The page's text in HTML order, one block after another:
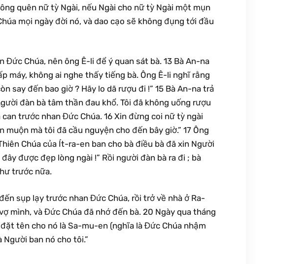
quên nữ tỳ Ngài, nếu Ngài cho nữ tỳ Ngài một mụn
mọi ngày đời nó, và dao cạo sẽ không đụng tới đầu
Đức Chúa, nên ông Ê-li để ý quan sát bà. 13 Bà An-na
máy, không ai nghe thấy tiếng bà. Ông Ê-li nghĩ rằng
say đến bao giờ ? Hãy lo dã rượu đi !” 15 Bà An-na trả
đàn bà tâm thần đau khổ. Tôi đã không uống rượu
trước nhan Đức Chúa. 16 Xin đừng coi nữ tỳ ngài
muộn mà tôi đã cầu nguyện cho đến bây giờ.” 17 Ông
Chúa của Ít-ra-en ban cho bà điều bà đã xin Người
được đẹp lòng ngài !” Rồi người đàn bà ra đi ; bà
trước nữa.
sụp lạy trước nhan Đức Chúa, rồi trở về nhà ở Ra-
mình, và Đức Chúa đã nhớ đến bà. 20 Ngày qua tháng
tên cho nó là Sa-mu-en (nghĩa là Đức Chúa nhậm
Người ban nó cho tôi.”